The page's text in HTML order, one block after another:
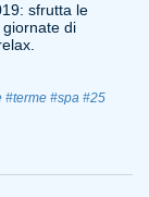
sfrutta le
di
#terme #spa #25